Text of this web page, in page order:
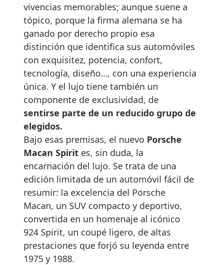
vivencias memorables; aunque suene a
tópico, porque la firma alemana se ha
ganado por derecho propio esa
distinción que identifica sus automóviles
con exquisitez, potencia, confort,
tecnología, diseño…, con una experiencia
única. Y el lujo tiene también un
componente de exclusividad, de
sentirse parte de un reducido grupo de
elegidos.
Bajo esas premisas, el nuevo Porsche
Macan Spirit es, sin duda, la
encarnación del lujo. Se trata de una
edición limitada de un automóvil fácil de
resumir: la excelencia del Porsche
Macan, un SUV compacto y deportivo,
convertida en un homenaje al icónico
924 Spirit, un coupé ligero, de altas
prestaciones que forjó su leyenda entre
1975 y 1988.